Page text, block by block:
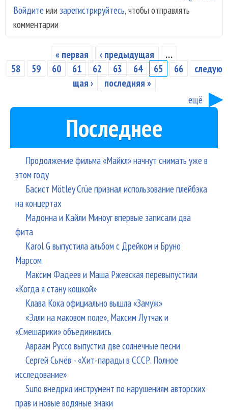
на
Войдите или зарегистрируйтесь, чтобы отправлять
комментарии
Страницы
« первая ‹ предыдущая
…
58
59 60 61 62 63 64 65 66
следую
щая ›
последняя »
ещё
Последнее
Продолжение фильма «Майкл» начнут снимать уже в
этом году
Басист Mötley Crüe признал использование плейбэка
на концертах
Мадонна и Кайли Миноуг впервые записали два
фита
Karol G выпустила альбом с Дрейком и Бруно
Марсом
Максим Фадеев и Маша Ржевская перевыпустили
«Когда я стану кошкой»
Клава Кока официально вышла «Замуж»
«Элли на маковом поле», Максим Лутчак и
«Смешарики» объединились
Авраам Руссо выпустил две солнечные песни
Сергей Сычёв - «Хит-парады в СССР. Полное
исследование»
Suno внедрил инструмент по нарушениям авторских
прав и новые водяные знаки